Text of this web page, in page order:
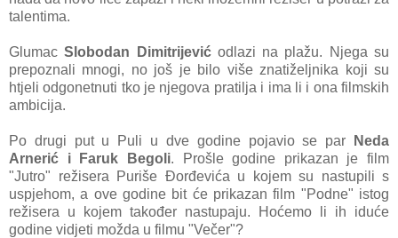
talentima.
GlumacSlobodan Dimitrijević odlazi na plažu. Njega su
prepoznali mnogi, no još je bilo više znatiželjnika koji su
htjeli odgonetnuti tko je njegova pratilja i ima li i ona filmskih
ambicija.
Po drugi put u Puli u dve godine pojavio se par
Neda
Arnerić i Faruk Begoli. Prošle godine prikazan je film
"Jutro" režisera Puriše Đorđevića u kojem su nastupili s
uspjehom, a ove godine bit će prikazan film "Podne" istog
režisera u kojem također nastupaju. Hoćemo li ih iduće
godine vidjeti možda u filmu "Večer"?